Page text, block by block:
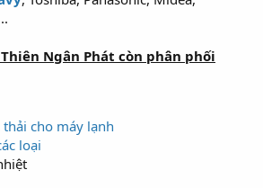
Ngân Phát còn phân phối
cho máy lạnh
loại